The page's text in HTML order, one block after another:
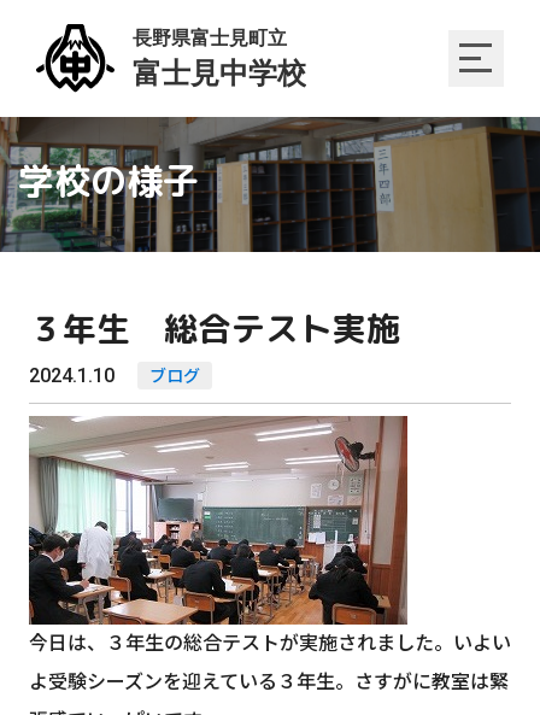
学校の様子
３年生 総合テスト実施
2024.1.10 ブログ
今日は、３年生の総合テストが実施されました。いよい
よ受験シーズンを迎えている３年生。さすがに教室は緊